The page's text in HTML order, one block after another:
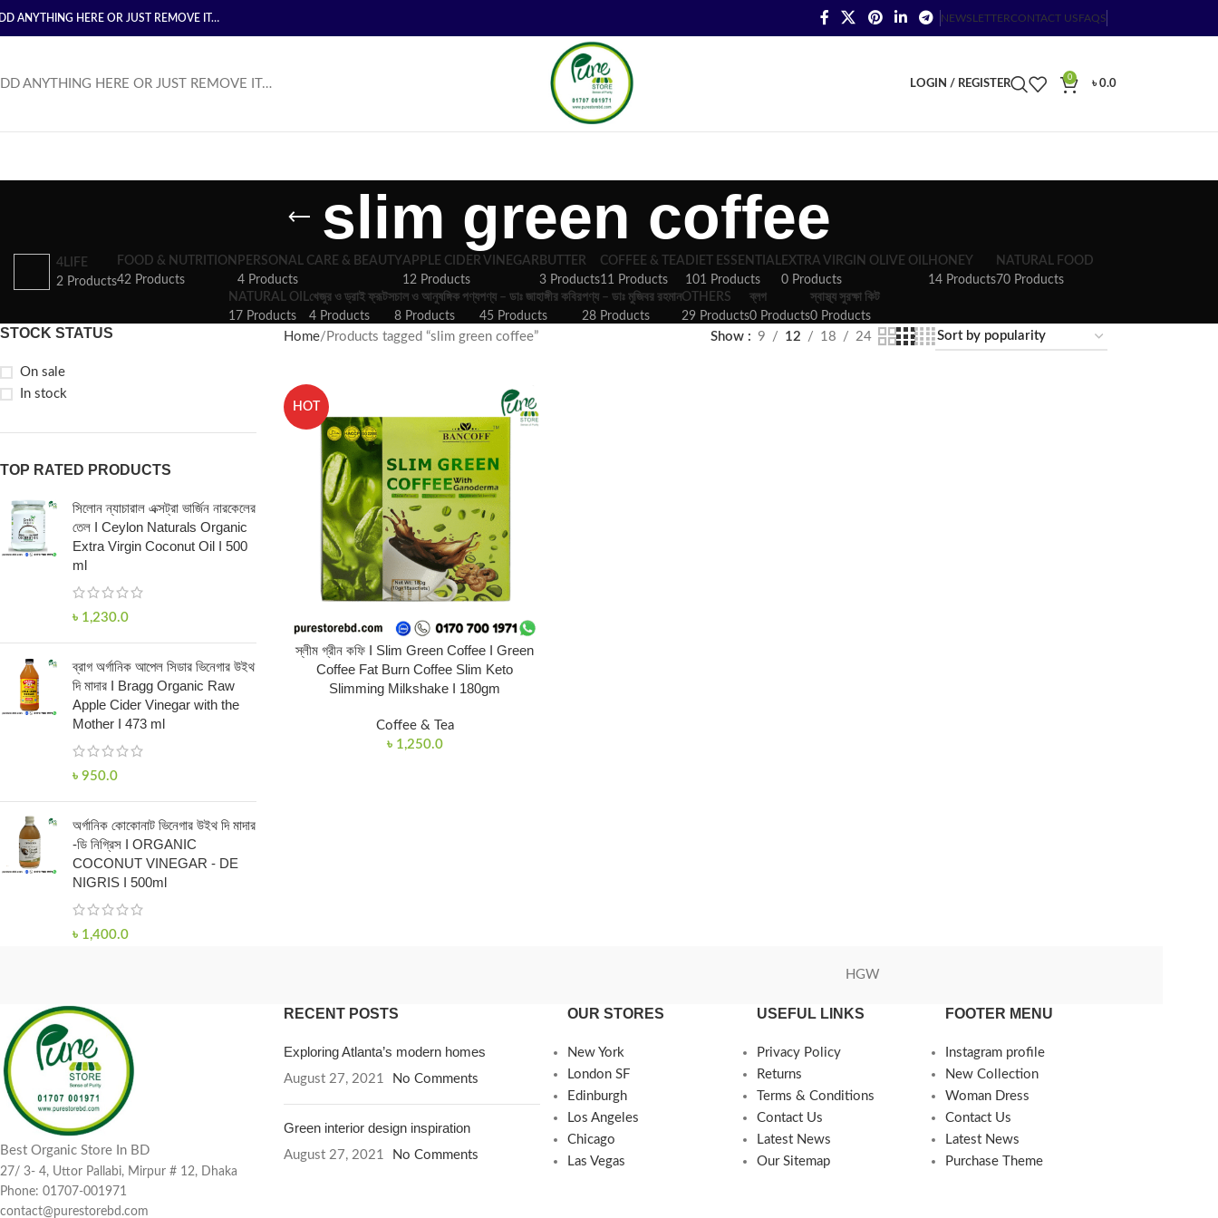
ANYTHING HERE OR JUST REMOVE IT… NEWSLETTERCONTACT USFAQS
ANYTHING HERE OR JUST REMOVE IT… LOGIN / REGISTER
0
৳0.0
slim green coffee
4LIFE
2 Products
FOOD & NUTRITION
42 Products
PERSONAL CARE & BEAUTY
4 Products
APPLE CIDER VINEGAR
12 Products
BUTTER
3 Products
COFFEE & TEA
11 Products
DIET ESSENTIAL
101 Products
EXTRA VIRGIN OLIVE OIL
0 Products
HONEY
14 Products
NATURAL FOOD
70 Products
NATURAL OIL
17 Products
খেজুর ও ড্রাই ফ্রূটস
4 Products
চাল ও আনুষঙ্গিক পণ্য
8 Products
পণ্য – ডাঃ জাহাঙ্গীর কবির
45 Products
পণ্য – ডাঃ মুজিবর রহমান
28 Products
OTHERS
29 Products
ব্লগ
0 Products
স্বাস্থ্য সুরক্ষা কিট
0 Products
STOCK STATUS
On sale
In stock
TOP RATED PRODUCTS
সিলোন ন্যাচারাল এক্সট্রা ভার্জিন নারকেলের
তেল I Ceylon Naturals Organic
Extra Virgin Coconut Oil I 500
ml
৳ 1,230.0
ব্রাগ অর্গানিক আপেল সিডার ভিনেগার উইথ
দি মাদার I Bragg Organic Raw
Apple Cider Vinegar with the
Mother I 473 ml
৳ 950.0
অর্গানিক কোকোনাট ভিনেগার উইথ দি মাদার
-ডি নিগ্রিস I ORGANIC
COCONUT VINEGAR - DE
NIGRIS I 500ml
৳ 1,400.0
Home Products tagged “slim green coffee” Show 9 12 18 24
HOT
স্লীম গ্রীন কফি I Slim Green Coffee I Green
Coffee Fat Burn Coffee Slim Keto
Slimming Milkshake I 180gm
Coffee & Tea
৳ 1,250.0
HGW
Best Organic Store In BD
27/ 3- 4, Uttor Pallabi, Mirpur # 12, Dhaka
Phone: 01707-001971
contact@purestorebd.com
RECENT POSTS
Exploring Atlanta’s modern homes
August 27, 2021 No Comments
Green interior design inspiration
August 27, 2021 No Comments
OUR STORES
New York
London SF
Edinburgh
Los Angeles
Chicago
Las Vegas
USEFUL LINKS
Privacy Policy
Returns
Terms & Conditions
Contact Us
Latest News
Our Sitemap
FOOTER MENU
Instagram profile
New Collection
Woman Dress
Contact Us
Latest News
Purchase Theme